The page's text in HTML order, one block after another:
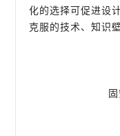
化的选择可促进设
克服的技术、知识